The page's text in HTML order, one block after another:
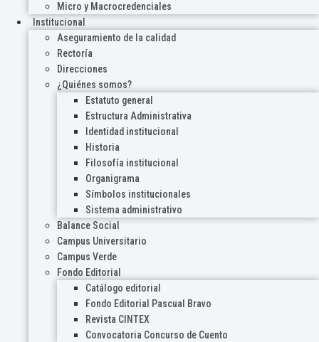
Micro y Macrocredenciales
Institucional
Aseguramiento de la calidad
Rectoría
Direcciones
¿Quiénes somos?
Estatuto general
Estructura Administrativa
Identidad institucional
Historia
Filosofía institucional
Organigrama
Símbolos institucionales
Sistema administrativo
Balance Social
Campus Universitario
Campus Verde
Fondo Editorial
Catálogo editorial
Fondo Editorial Pascual Bravo
Revista CINTEX
Convocatoria Concurso de Cuento